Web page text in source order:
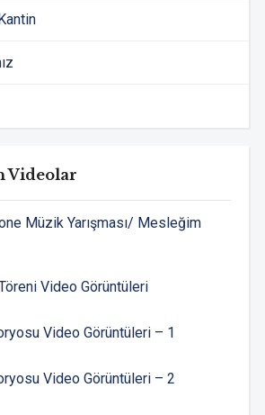
Videolar
Müzik Yarışması/ Mesleğim
Video Görüntüleri
Video Görüntüleri – 1
Video Görüntüleri – 2